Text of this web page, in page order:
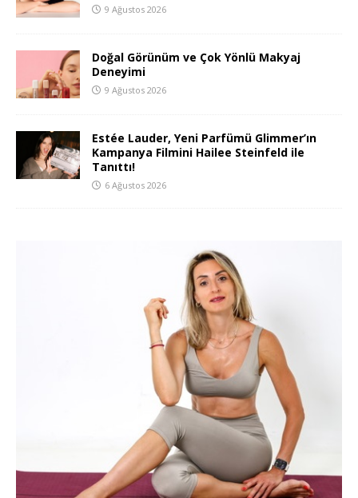
9 Ağustos 2026
Doğal Görünüm ve Çok Yönlü Makyaj
Deneyimi
9 Ağustos 2026
Estée Lauder, Yeni Parfümü Glimmer’ın
Kampanya Filmini Hailee Steinfeld ile
Tanıttı!
6 Ağustos 2026